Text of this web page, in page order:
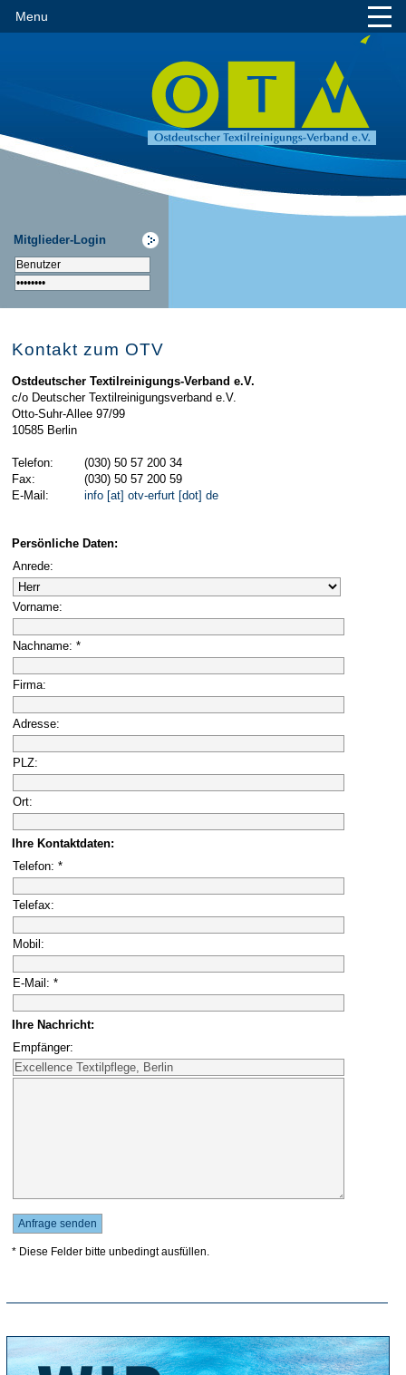
Menu
Mitglieder-Login
Kontakt zum OTV
Ostdeutscher Textilreinigungs-Verband e.V.
c/o Deutscher Textilreinigungsverband e.V.
Otto-Suhr-Allee 97/99
10585 Berlin
Telefon:
(030) 50 57 200 34
Fax:
(030) 50 57 200 59
E-Mail:
info [at] otv-erfurt [dot] de
Persönliche Daten:
Anrede:
Vorname:
Nachname: *
Firma:
Adresse:
PLZ:
Ort:
Ihre Kontaktdaten:
Telefon: *
Telefax:
Mobil:
E-Mail: *
Ihre Nachricht:
Empfänger:
* Diese Felder bitte unbedingt ausfüllen.